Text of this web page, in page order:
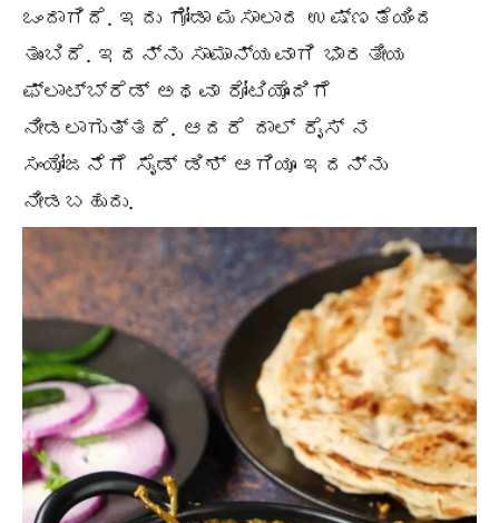
ಒಂದಾಗಿದೆ. ಇದು ಗೋಡಾ ಮಸಾಲಾದ ಉಷ್ಣತೆಯಿಂದ
ತುಂಬಿದೆ. ಇದನ್ನು ಸಾಮಾನ್ಯವಾಗಿ ಭಾರತೀಯ
ಫ್ಲಾಟ್‌ಬ್ರೆಡ್ ಅಥವಾ ರೋಟಿಯೊಂದಿಗೆ
ನೀಡಲಾಗುತ್ತದೆ. ಆದರೆ ದಾಲ್ ರೈಸ್ ನ
ಸಂಯೋಜನೆಗೆ ಸೈಡ್ ಡಿಶ್ ಆಗಿಯೂ ಇದನ್ನು
ನೀಡಬಹುದು.